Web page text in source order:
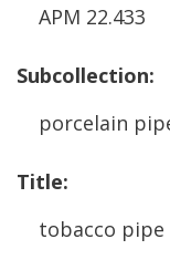
APM 22.433
Subcollection:
porcelain
Title:
tobacco pipe